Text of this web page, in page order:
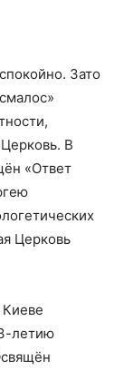
Зато
В
«Ответ
Церковь
летию